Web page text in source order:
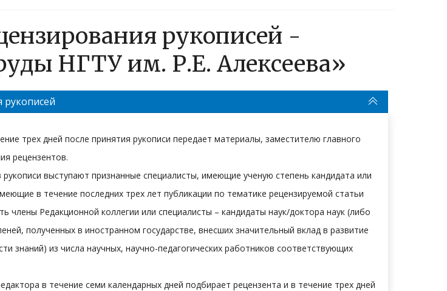
рукописей -
НГТУ им. Р.Е. Алексеева»
трех дней после принятия рукописи передает материалы, заместителю главного
рецензентов.
рукописи выступают признанные специалисты, имеющие ученую степень кандидата или
в течение последних трех лет публикации по тематике рецензируемой статьи
члены Редакционной коллегии или специалисты – кандидаты наук/доктора наук (либо
полученных в иностранном государстве, внесших значительный вклад в развитие
знаний) из числа научных, научно-педагогических работников соответствующих
в течение семи календарных дней подбирает рецензента и в течение трех дней